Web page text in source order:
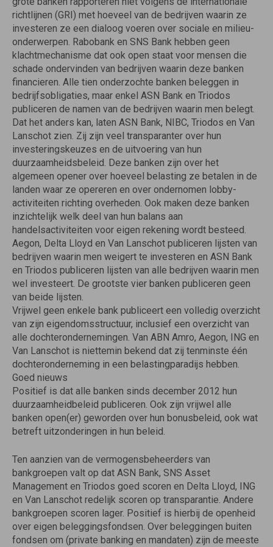
richtlijnen (GRI) met hoeveel van de bedrijven waarin ze
investeren ze een dialoog voeren over sociale en milieu-
onderwerpen. Rabobank en SNS Bank hebben geen
klachtmechanisme dat ook open staat voor mensen die
schade ondervinden van bedrijven waarin deze banken
financieren. Alle tien onderzochte banken beleggen in
bedrijfsobligaties, maar enkel ASN Bank en Triodos
publiceren de namen van de bedrijven waarin men belegt.
Dat het anders kan, laten ASN Bank, NIBC, Triodos en Van
Lanschot zien. Zij zijn veel transparanter over hun
investeringskeuzes en de uitvoering van hun
duurzaamheidsbeleid. Deze banken zijn over het
algemeen opener over hoeveel belasting ze betalen in de
landen waar ze opereren en over ondernomen lobby-
activiteiten richting overheden. Ook maken deze banken
inzichtelijk welk deel van hun balans aan
handelsactiviteiten voor eigen rekening wordt besteed.
Aegon, Delta Lloyd en Van Lanschot publiceren lijsten van
bedrijven waarin men weigert te investeren en ASN Bank
en Triodos publiceren lijsten van alle bedrijven waarin men
wel investeert. De grootste vier banken publiceren geen
van beide lijsten.
Vrijwel geen enkele bank publiceert een volledig overzicht
van zijn eigendomsstructuur, inclusief een overzicht van
alle dochterondernemingen. Van ABN Amro, Aegon, ING en
Van Lanschot is niettemin bekend dat zij tenminste één
dochteronderneming in een belastingparadijs hebben.
Goed nieuws
Positief is dat alle banken sinds december 2012 hun
duurzaamheidbeleid publiceren. Ook zijn vrijwel alle
banken open(er) geworden over hun bonusbeleid, ook wat
betreft uitzonderingen in hun beleid.
Ten aanzien van de vermogensbeheerders van
bankgroepen valt op dat ASN Bank, SNS Asset
Management en Triodos goed scoren en Delta Lloyd, ING
en Van Lanschot redelijk scoren op transparantie. Andere
bankgroepen scoren lager. Positief is hierbij de openheid
over eigen beleggingsfondsen. Over beleggingen buiten
fondsen om (private banking en mandaten) zijn de meeste